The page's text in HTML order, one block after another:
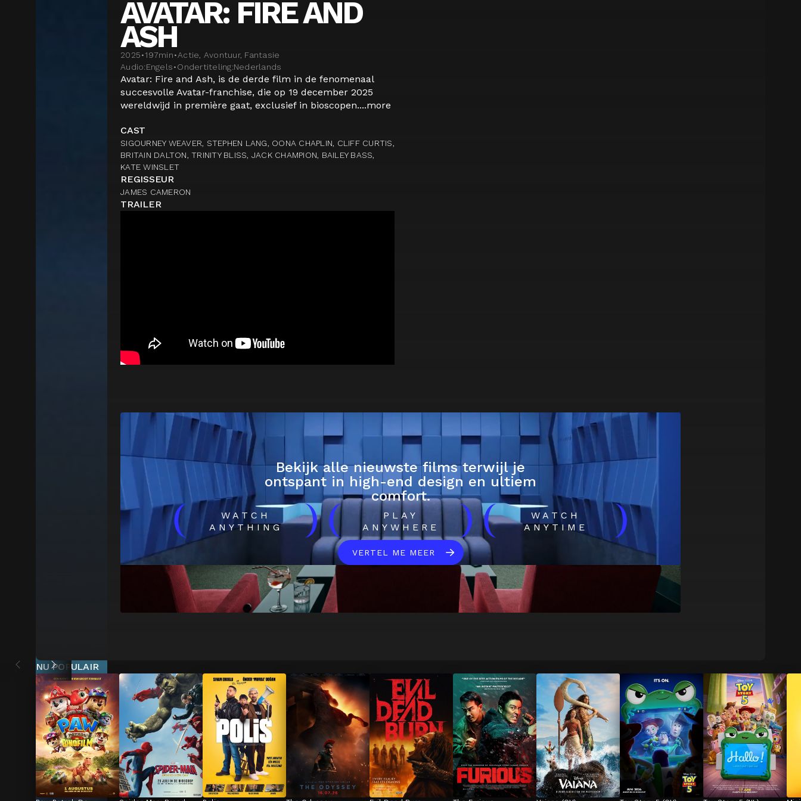
AVATAR: FIRE AND
ASH
2025•197min•Actie, Avontuur, Fantasie
Audio:Engels•Ondertiteling:Nederlands
Avatar: Fire and Ash, is de derde film in de fenomenaal
succesvolle Avatar-franchise, die op 19 december 2025
wereldwijd in première gaat, exclusief in bioscopen....more
CAST
SIGOURNEY WEAVER, STEPHEN LANG, OONA CHAPLIN, CLIFF CURTIS,
BRITAIN DALTON, TRINITY BLISS, JACK CHAMPION, BAILEY BASS,
KATE WINSLET
REGISSEUR
JAMES CAMERON
TRAILER
Bekijk alle nieuwste films terwijl je
ontspant in high-end design en ultiem
comfort.
(
WATCH
ANYTHING
)(
PLAY
ANYWHERE
)(
WATCH
ANYTIME
)
VERTEL ME MEER
NU POPULAIR